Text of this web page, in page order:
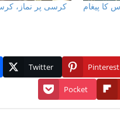
کرسی پر نماز،
Twitter Pinterest
Pocket